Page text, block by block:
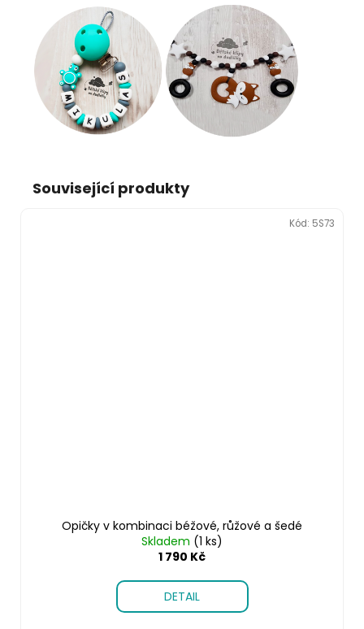
Související produkty
Opičky v kombinaci béžové, růžové a šedé
Skladem (1 ks)
1 790 Kč
DETAIL
Kód: 5S73